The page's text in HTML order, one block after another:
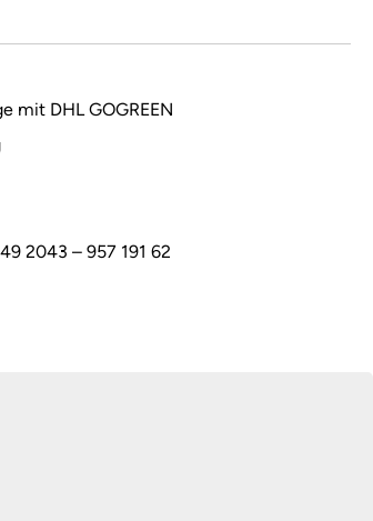
mit DHL GOGREEN
2043 – 957 191 62